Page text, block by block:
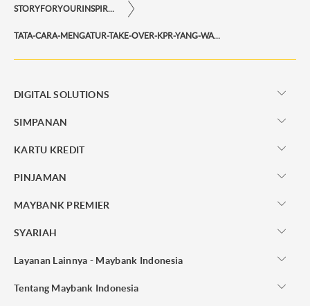
STORYFORYOURINSPIRATIONPERSONAL
TATA-CARA-MENGATUR-TAKE-OVER-KPR-YANG-WAJIB-ANDA-KETAHUI
DIGITAL SOLUTIONS
SIMPANAN
KARTU KREDIT
PINJAMAN
MAYBANK PREMIER
SYARIAH
Layanan Lainnya - Maybank Indonesia
Tentang Maybank Indonesia